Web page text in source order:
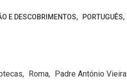
E DESCOBRIMENTOS PORTUGUÊS
Roma Padre António Vieira